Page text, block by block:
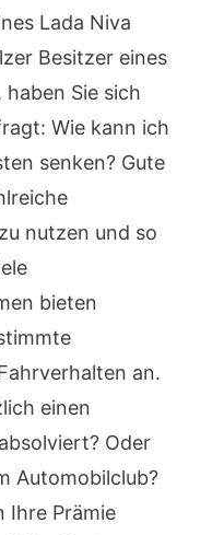
Lada Niva
Besitzer eines
Sie sich
Wie kann ich
senken? Gute
nutzen und so
bieten
an.
einen
Oder
Automobilclub?
Ihre Prämie